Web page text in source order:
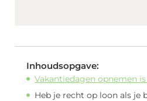
Inhoudsopgave:
Vakantiedagen opnemen
Heb je recht op loon als je